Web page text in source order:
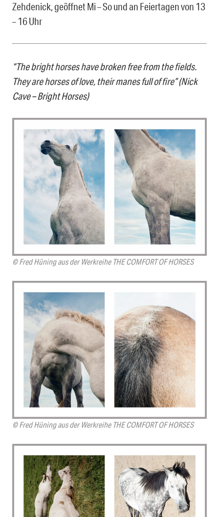
Zehdenick, geöffnet Mi – So und an Feiertagen von 13
– 16 Uhr
“The bright horses have broken free from the fields.
They are horses of love, their manes full of fire” (Nick
Cave – Bright Horses)
© Fred Hüning aus der Werkreihe THE COMFORT OF HORSES
© Fred Hüning aus der Werkreihe THE COMFORT OF HORSES